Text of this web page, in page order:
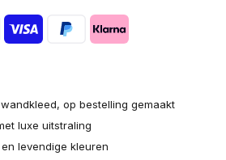
op bestelling gemaakt
luxe uitstraling
levendige kleuren